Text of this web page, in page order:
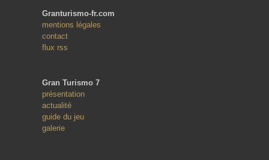
Granturismo-fr.com
mentions légales
contact
flux rss
Gran Turismo 7
présentation
actualité
guide du jeu
galerie